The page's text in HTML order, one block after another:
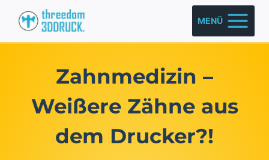
Inhalt
springen
MENÜ
Zahnmedizin –
Weißere Zähne aus
dem Drucker?!